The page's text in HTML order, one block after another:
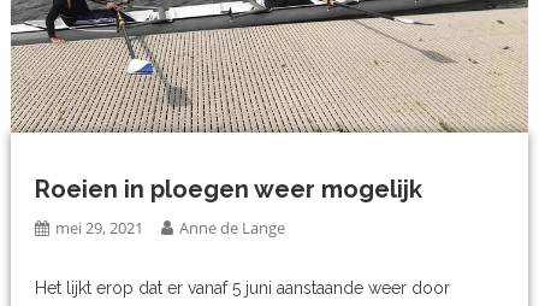
Roeien in ploegen weer mogelijk
mei 29, 2021 Anne de Lange
Het lijkt erop dat er vanaf 5 juni aanstaande weer door